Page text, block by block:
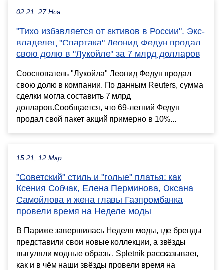
02:21, 27 Ноя
"Тихо избавляется от активов в России". Экс-
владелец "Спартака" Леонид Федун продал
свою долю в "Лукойле" за 7 млрд долларов
Сооснователь "Лукойла" Леонид Федун продал
свою долю в компании. По данным Reuters, сумма
сделки могла составить 7 млрд
долларов.Сообщается, что 69-летний Федун
продал свой пакет акций примерно в 10%...
15:21, 12 Мар
"Советский" стиль и "голые" платья: как
Ксения Собчак, Елена Перминова, Оксана
Самойлова и жена главы Газпромбанка
провели время на Неделе моды
В Париже завершилась Неделя моды, где бренды
представили свои новые коллекции, а звёзды
выгуляли модные образы. Spletnik рассказывает,
как и в чём наши звёзды провели время на